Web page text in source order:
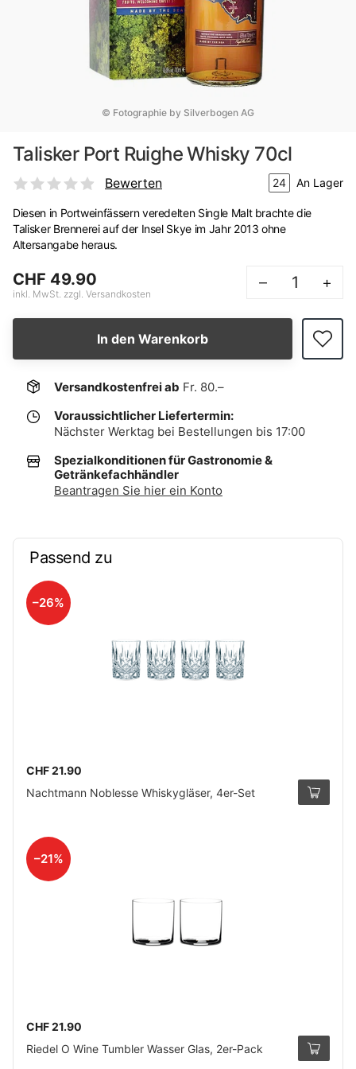
© Fotographie by Silverbogen AG
Talisker Port Ruighe Whisky 70cl
Bewerten 24 An Lager
Diesen in Portweinfässern veredelten Single Malt brachte die
Talisker Brennerei auf der Insel Skye im Jahr 2013 ohne
Altersangabe heraus.
CHF 49.90
inkl. MwSt. zzgl. Versandkosten
– +
In den Warenkorb
Versandkostenfrei ab Fr. 80.–
Voraussichtlicher Liefertermin:
Nächster Werktag bei Bestellungen bis 17:00
Spezialkonditionen für Gastronomie &
Getränkefachhändler
Beantragen Sie hier ein Konto
Passend zu
–26%
CHF 21.90
Nachtmann Noblesse Whiskygläser, 4er-Set
–21%
CHF 21.90
Riedel O Wine Tumbler Wasser Glas, 2er-Pack